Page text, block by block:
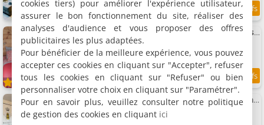
1.2 km 9/10
Appartement 3* au calme pour 4, 2 chambres, proche centre &pistes
Appartement, 54 m²
4 personnes, 2 chambres, 1 salle de bains
1.2 km 9.6/10
La reine Appartement pour deux personnes avec magnifique vue et spa
Appartement, 10 m²
2 personnes, 1 chambre, 1 salle de bains
cookies tiers) pour améliorer l'expérience utilisateur,
assurer le bon fonctionnement du site, réaliser des
analyses d'audience et vous proposer des offres
publicitaires les plus adaptées.
Pour bénéficier de la meilleure expérience, vous pouvez
accepter ces cookies en cliquant sur "Accepter", refuser
tous les cookies en cliquant sur "Refuser" ou bien
personnaliser votre choix en cliquant sur "Paramétrer".
Pour en savoir plus, veuillez consulter notre politique
de gestion des cookies en cliquant ici